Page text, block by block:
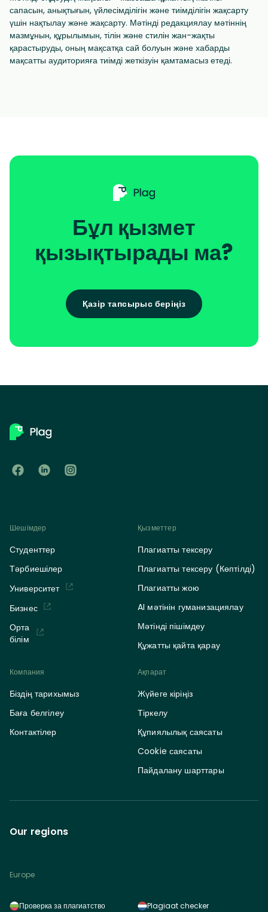
сапасын, анықтығын, үйлесімділігін және тиімділігін жақсарту
үшін нақтылау және жақсарту. Мәтінді редакциялау мәтіннің
мазмұнын, құрылымын, тілін және стилін жан-жақты
қарастыруды, оның мақсатқа сай болуын және хабарды
мақсатты аудиторияға тиімді жеткізуін қамтамасыз етеді.
Бұл қызмет
қызықтырады ма?
Қазір тапсырыс беріңіз
Шешімдер
Студенттер
Тәрбиешілер
Университет
Бизнес
Орта
білім
Қызметтер
Плагиатты тексеру
Плагиатты тексеру (Көптілді)
Плагиатты жою
AI мәтінін гуманизациялау
Мәтінді пішімдеу
Құжатты қайта қарау
Компания
Біздің тарихымыз
Баға белгілеу
Контактілер
Ақпарат
Жүйеге кіріңіз
Тіркелу
Құпиялылық саясаты
Cookie саясаты
Пайдалану шарттары
Our regions
Europe
Проверка за плагиатство Plagiaat checker